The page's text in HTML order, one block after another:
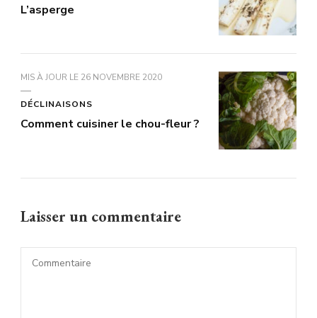
L’asperge
MIS À JOUR LE 26 NOVEMBRE 2020
DÉCLINAISONS
Comment cuisiner le chou-fleur ?
Laisser un commentaire